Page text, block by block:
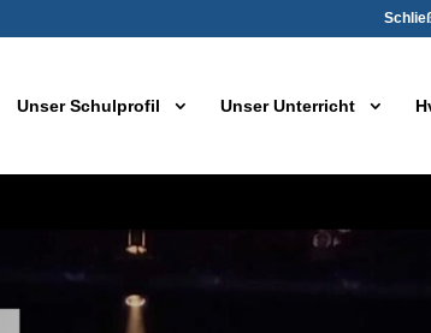
Unser Schulprofil Unser Unterricht